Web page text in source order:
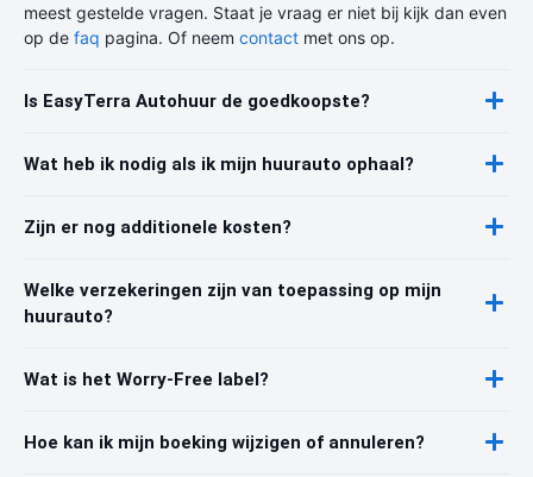
meest gestelde vragen. Staat je vraag er niet bij kijk dan even
op de faq pagina. Of neem contact met ons op.
Is EasyTerra Autohuur de goedkoopste?
Wat heb ik nodig als ik mijn huurauto ophaal?
Zijn er nog additionele kosten?
Welke verzekeringen zijn van toepassing op mijn
huurauto?
Wat is het Worry-Free label?
Hoe kan ik mijn boeking wijzigen of annuleren?